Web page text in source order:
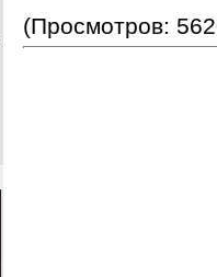
(Просмотров: